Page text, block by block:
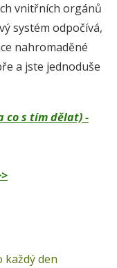
vnitřních orgánů
systém odpočívá,
nahromaděné
a jste jednoduše
co s tím dělat) -
každý den